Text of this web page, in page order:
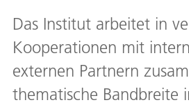
Das Institut arbeitet in
Kooperationen mit
externen Partnern
thematische Bandbreite